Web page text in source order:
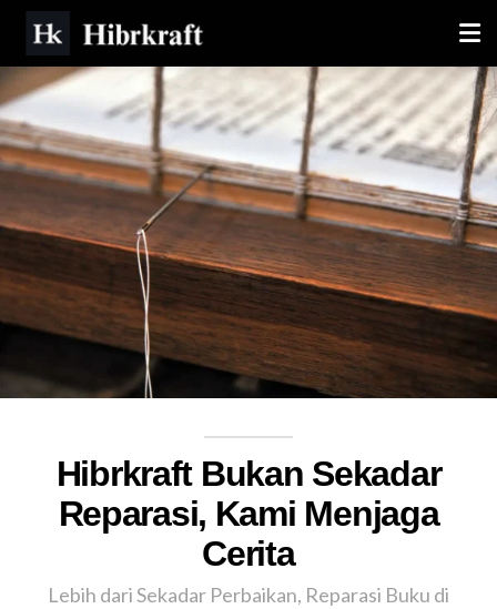
Hibrkraft Bukan Sekadar
Reparasi, Kami Menjaga
Cerita
Lebih dari Sekadar Perbaikan, Reparasi Buku di